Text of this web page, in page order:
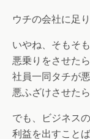
ウチの会社に足
いやね、そもそ
悪乗りをさせた
社員一同タチが悪
悪ふざけさせた
でも、ビジネス
利益を出すこと